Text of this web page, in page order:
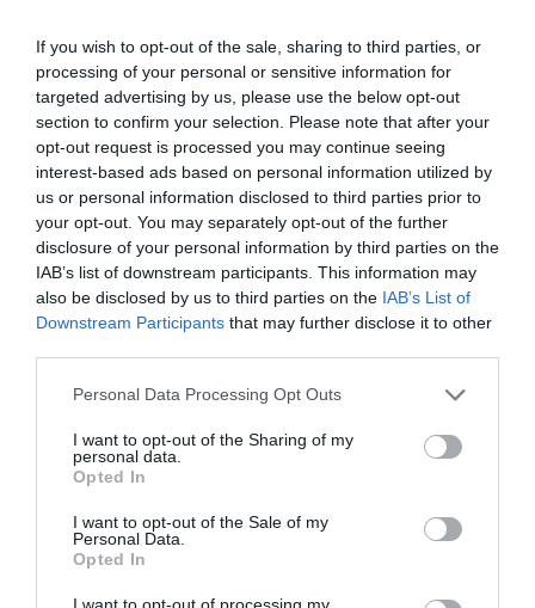
If you wish to opt-out of the sale, sharing to third parties, or
processing of your personal or sensitive information for
targeted advertising by us, please use the below opt-out
section to confirm your selection. Please note that after your
opt-out request is processed you may continue seeing
interest-based ads based on personal information utilized by
us or personal information disclosed to third parties prior to
your opt-out. You may separately opt-out of the further
disclosure of your personal information by third parties on the
IAB’s list of downstream participants. This information may
also be disclosed by us to third parties on the IAB’s List of
Downstream Participants that may further disclose it to other
Please note that this website/app uses one or more Google
not limited to your visit or usage behaviour. You may click to
grant or deny consent to Google and its third-party tags to
use your data for below specified purposes in below Google
consent section.
Personal Data Processing Opt Outs
I want to opt-out of the Sharing of my
personal data.
Opted In
I want to opt-out of the Sale of my
Personal Data.
Opted In
I want to opt-out of processing my